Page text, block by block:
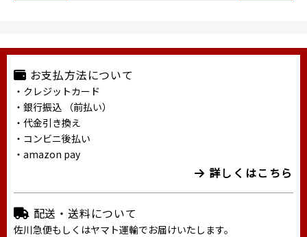
お支払方法について
・クレジットカード
・銀行振込 （前払い）
・代金引き換え
・コンビニ後払い
・amazon pay
詳しくはこちら
配送・送料について
佐川急便もしくはヤマト運輸でお届けいたします。